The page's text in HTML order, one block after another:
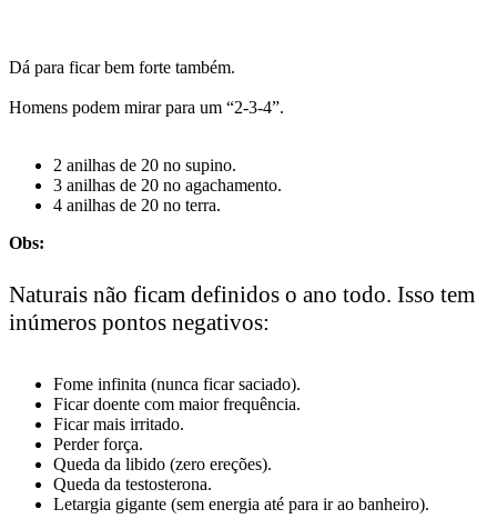
Dá para ficar bem forte também.
Homens podem mirar para um “2-3-4”.
2 anilhas de 20 no supino.
3 anilhas de 20 no agachamento.
4 anilhas de 20 no terra.
Obs:
Naturais não ficam definidos o ano todo. Isso tem
inúmeros pontos negativos:
Fome infinita (nunca ficar saciado).
Ficar doente com maior frequência.
Ficar mais irritado.
Perder força.
Queda da libido (zero ereções).
Queda da testosterona.
Letargia gigante (sem energia até para ir ao banheiro).